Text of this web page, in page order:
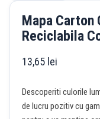
Mapa Carton
Reciclabila
13,65 lei
Descoperiti culorile
de lucru pozitiv cu